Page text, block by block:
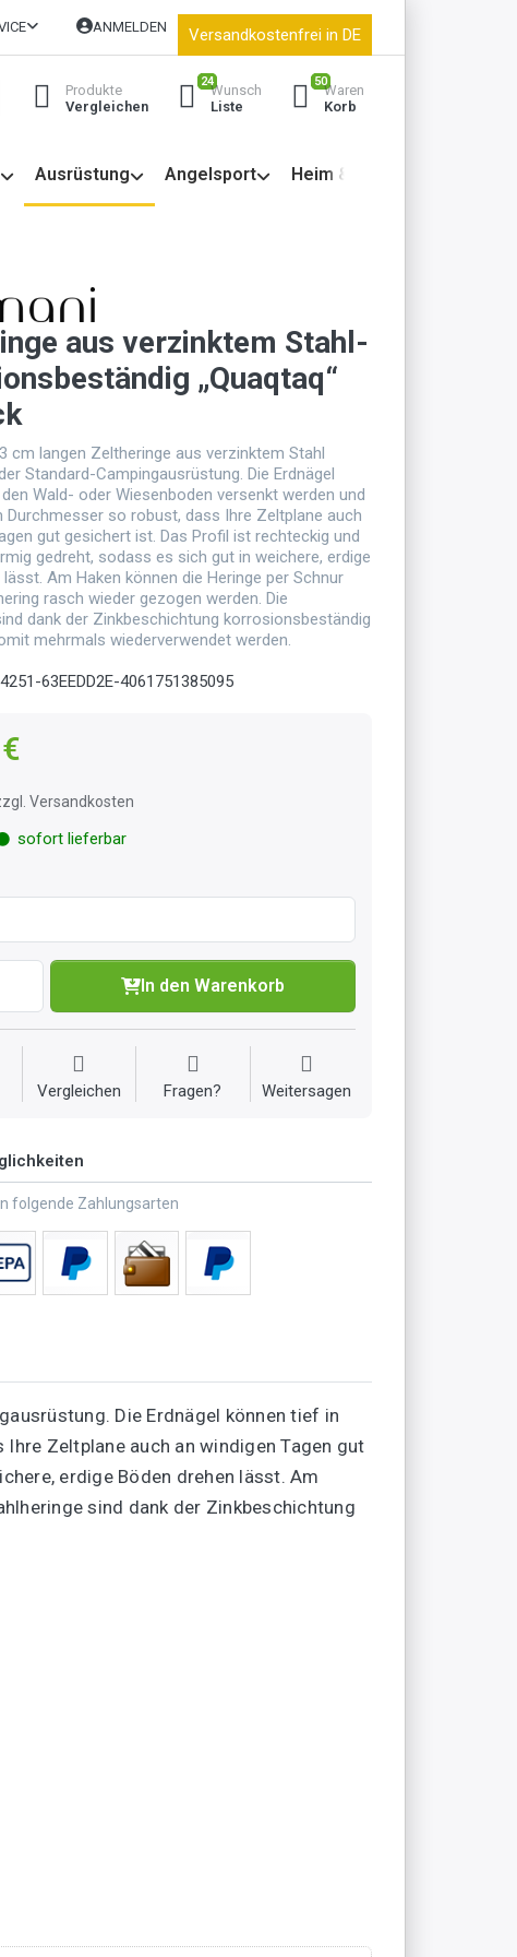
ANMELDEN Versandkostenfrei in DE
Produkte
Vergleichen
24
Wunsch
Liste
50
Waren
Korb
Ausrüstung Angelsport Heim & Garten
aus verzinktem Stahl-
„Quaqtaq“
cm langen Zeltheringe aus verzinktem Stahl
Standard-Campingausrüstung. Die Erdnägel
Wald- oder Wiesenboden versenkt werden und
Durchmesser so robust, dass Ihre Zeltplane auch
gut gesichert ist. Das Profil ist rechteckig und
gedreht, sodass es sich gut in weichere, erdige
Am Haken können die Heringe per Schnur
rasch wieder gezogen werden. Die
dank der Zinkbeschichtung korrosionsbeständig
mehrmals wiederverwendet werden.
63EEDD2E-4061751385095
Versandkosten
sofort lieferbar
In den Warenkorb
Vergleichen Fragen? Weitersagen
folgende Zahlungsarten
Die Erdnägel können tief in
Zeltplane auch an windigen Tagen gut
erdige Böden drehen lässt. Am
sind dank der Zinkbeschichtung